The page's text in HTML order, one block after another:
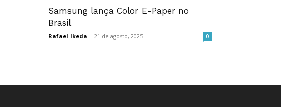
Samsung lança Color E-Paper no
Brasil
Rafael Ikeda - 21 de agosto, 2025 0